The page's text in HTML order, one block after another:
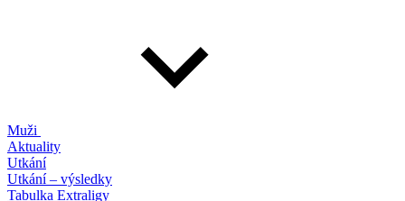
Muži
Aktuality
Utkání
Utkání – výsledky
Tabulka Extraligy